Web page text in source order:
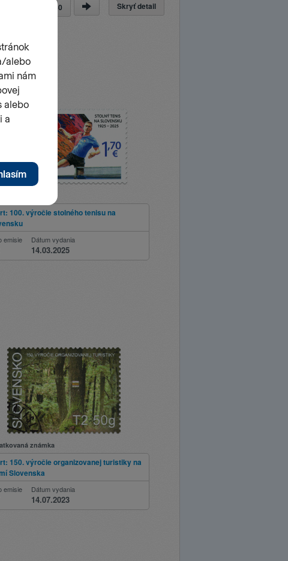
Skryť detail
30
100. výročie stolného tenisu na
emisie Dátum vydania
14.03.2025
známka
150. výročie organizovanej turistiky na
Slovenska
emisie Dátum vydania
14.07.2023